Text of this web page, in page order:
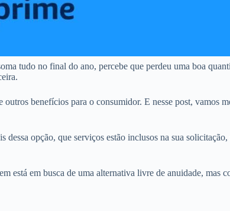
tudo no final do ano, percebe que perdeu uma boa
outros benefícios para o consumidor. E nesse post, vamos
opção, que serviços estão inclusos na sua solicitação,
está em busca de uma alternativa livre de anuidade, mas